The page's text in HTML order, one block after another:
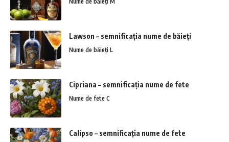
Lawson – semnificația nume de băieți
Nume de băieți L
Cipriana – semnificația nume de fete
Nume de fete C
Calipso – semnificația nume de fete